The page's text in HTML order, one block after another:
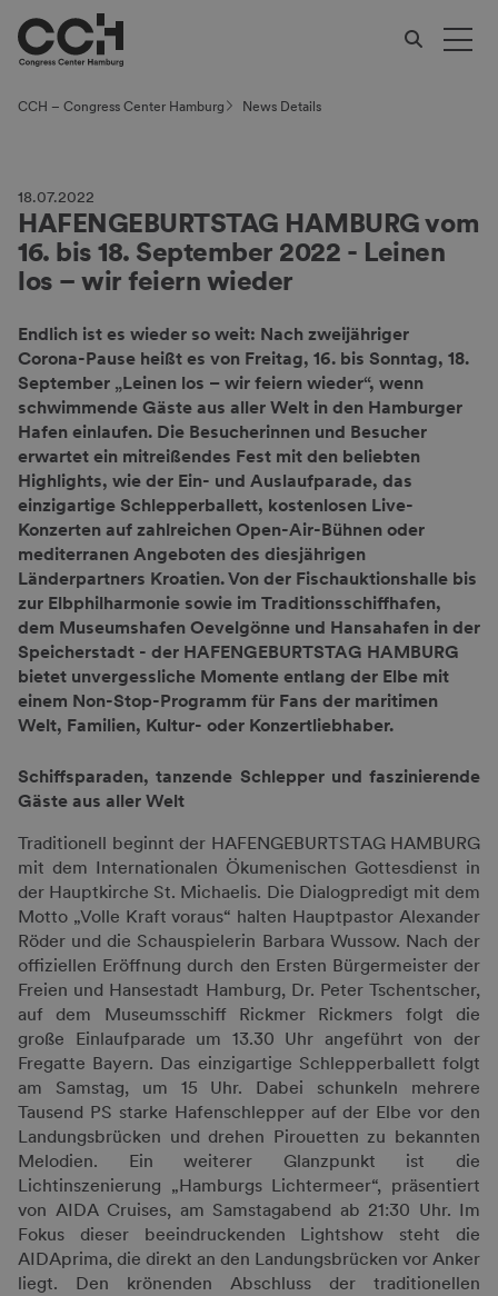
CCH – Congress Center Hamburg News Details
18.07.2022
HAFENGEBURTSTAG HAMBURG vom
16. bis 18. September 2022 - Leinen
los – wir feiern wieder
Endlich ist es wieder so weit: Nach zweijähriger
Corona-Pause heißt es von Freitag, 16. bis Sonntag, 18.
September „Leinen los – wir feiern wieder“, wenn
schwimmende Gäste aus aller Welt in den Hamburger
Hafen einlaufen. Die Besucherinnen und Besucher
erwartet ein mitreißendes Fest mit den beliebten
Highlights, wie der Ein- und Auslaufparade, das
einzigartige Schlepperballett, kostenlosen Live-
Konzerten auf zahlreichen Open-Air-Bühnen oder
mediterranen Angeboten des diesjährigen
Länderpartners Kroatien. Von der Fischauktionshalle bis
zur Elbphilharmonie sowie im Traditionsschiffhafen,
dem Museumshafen Oevelgönne und Hansahafen in der
Speicherstadt - der HAFENGEBURTSTAG HAMBURG
bietet unvergessliche Momente entlang der Elbe mit
einem Non-Stop-Programm für Fans der maritimen
Welt, Familien, Kultur- oder Konzertliebhaber.
Schiffsparaden, tanzende Schlepper und faszinierende
Gäste aus aller Welt
Traditionell beginnt der HAFENGEBURTSTAG HAMBURG
mit dem Internationalen Ökumenischen Gottesdienst in
der Hauptkirche St. Michaelis. Die Dialogpredigt mit dem
Motto „Volle Kraft voraus“ halten Hauptpastor Alexander
Röder und die Schauspielerin Barbara Wussow. Nach der
offiziellen Eröffnung durch den Ersten Bürgermeister der
Freien und Hansestadt Hamburg, Dr. Peter Tschentscher,
auf dem Museumsschiff Rickmer Rickmers folgt die
große Einlaufparade um 13.30 Uhr angeführt von der
Fregatte Bayern. Das einzigartige Schlepperballett folgt
am Samstag, um 15 Uhr. Dabei schunkeln mehrere
Tausend PS starke Hafenschlepper auf der Elbe vor den
Landungsbrücken und drehen Pirouetten zu bekannten
Melodien. Ein weiterer Glanzpunkt ist die
Lichtinszenierung „Hamburgs Lichtermeer“, präsentiert
von AIDA Cruises, am Samstagabend ab 21:30 Uhr. Im
Fokus dieser beeindruckenden Lightshow steht die
AIDAprima, die direkt an den Landungsbrücken vor Anker
liegt. Den krönenden Abschluss der traditionellen